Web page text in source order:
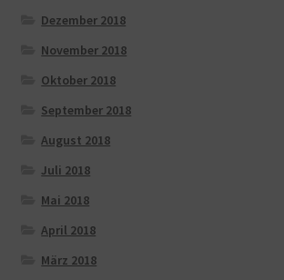
Dezember 2018
November 2018
Oktober 2018
September 2018
August 2018
Juli 2018
Mai 2018
April 2018
März 2018